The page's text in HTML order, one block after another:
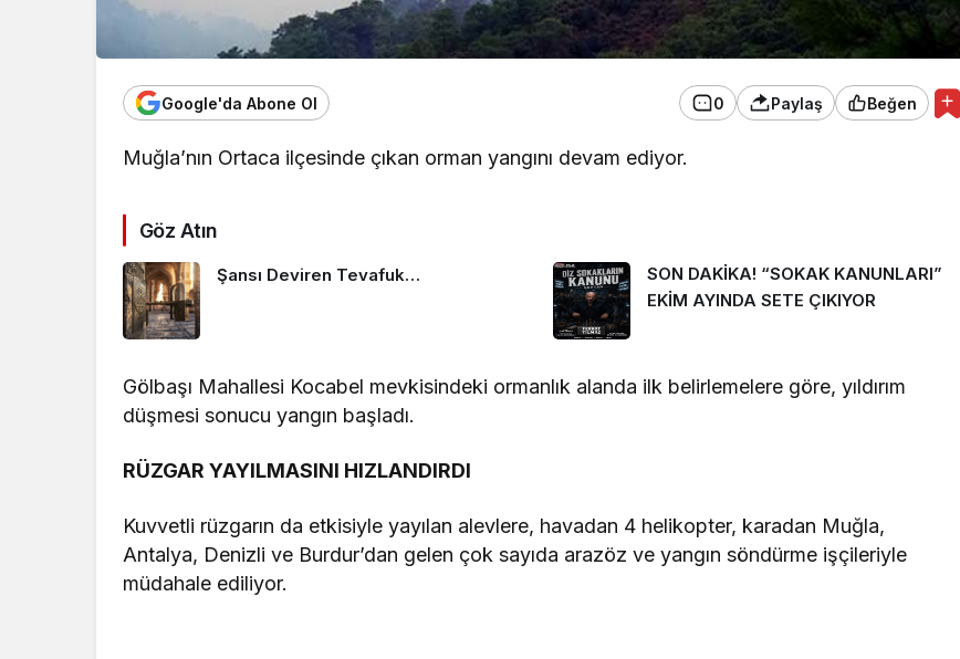
Google'da Abone Ol 0 Paylaş Beğen
Muğla’nın Ortaca ilçesinde çıkan orman yangını devam ediyor.
Göz Atın
Şansı Deviren Tevafuk…
SON DAKİKA! “SOKAK KANUNLARI”
EKİM AYINDA SETE ÇIKIYOR
Gölbaşı Mahallesi Kocabel mevkisindeki ormanlık alanda ilk belirlemelere göre, yıldırım
düşmesi sonucu yangın başladı.
RÜZGAR YAYILMASINI HIZLANDIRDI
Kuvvetli rüzgarın da etkisiyle yayılan alevlere, havadan 4 helikopter, karadan Muğla,
Antalya, Denizli ve Burdur’dan gelen çok sayıda arazöz ve yangın söndürme işçileriyle
müdahale ediliyor.
Hesaplamada Yeni Bir
Yaklaşım